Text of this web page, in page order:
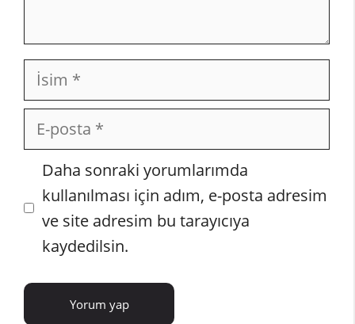
İsim
posta
İnternet
sitesi
Daha sonraki yorumlarımda
kullanılması için adım, e-posta adresim
ve site adresim bu tarayıcıya
kaydedilsin.